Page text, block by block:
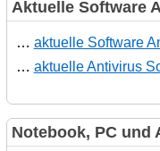
Aktuelle Software
… aktuelle Software
… aktuelle Antivirus
Notebook, PC und